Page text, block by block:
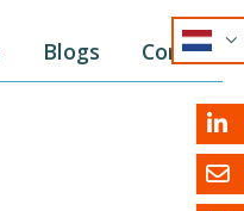
Blogs Contact NL
EN
DE

